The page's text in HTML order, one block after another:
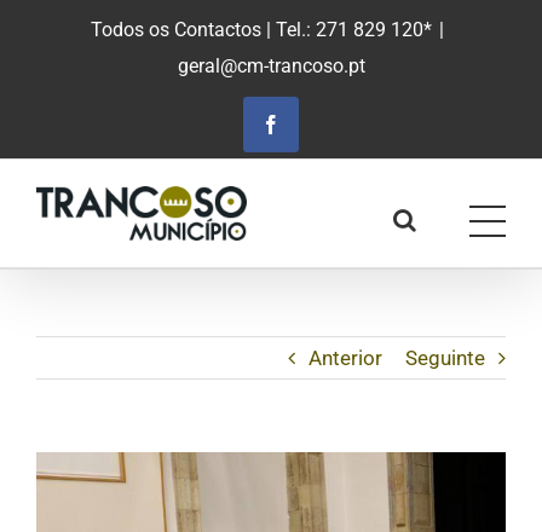
Todos os Contactos | Tel.: 271 829 120* |
geral@cm-trancoso.pt
Facebook
Anterior Seguinte